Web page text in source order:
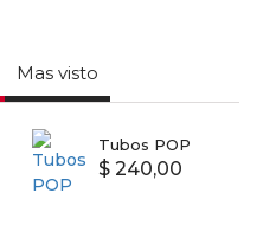
Mas visto
Tubos POP
$ 240,00